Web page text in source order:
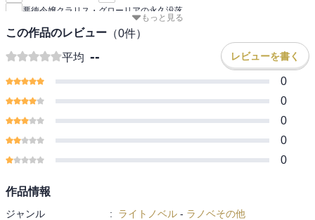
悪徳令嬢クラリス・グローリアの永久没落
もっと見る
この作品のレビュー （0件）
平均 -- レビューを書く
0
0
0
0
0
作品情報
ジャンル : ライトノベル - ラノベその他